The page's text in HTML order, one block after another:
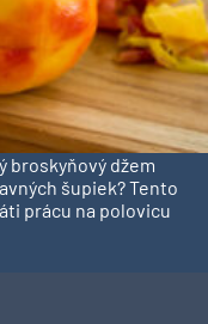
broskyňový džem
šupiek? Tento
prácu na polovicu